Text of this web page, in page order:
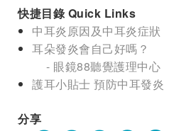
快捷目錄 Quick Links
中耳炎原因及中耳炎症狀
耳朵發炎會自己好嗎？
- 眼鏡88聽覺護理中心
護耳小貼士 預防中耳發炎
分享